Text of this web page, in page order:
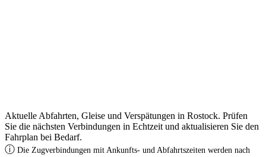
Aktuelle Abfahrten, Gleise und Verspätungen in Rostock. Prüfen
Sie die nächsten Verbindungen in Echtzeit und aktualisieren Sie den
Fahrplan bei Bedarf.
ⓘ Die Zugverbindungen mit Ankunfts- und Abfahrtszeiten werden nach